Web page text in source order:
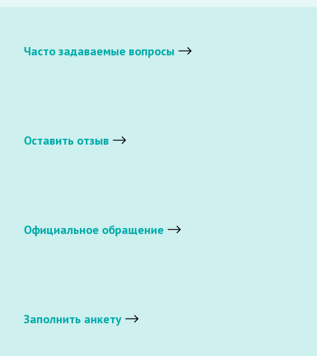
Часто задаваемые вопросы
Оставить отзыв
Официальное обращение
Заполнить анкету